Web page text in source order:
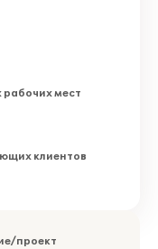
мест
клиентов
проект